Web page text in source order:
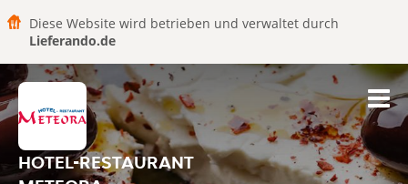
Diese Website wird betrieben und verwaltet durch
Lieferando.de
HOTEL-RESTAURANT